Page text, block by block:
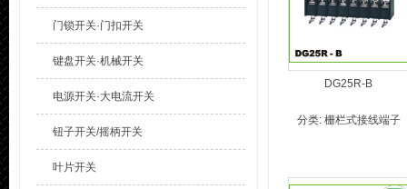
门锁开关·门扣开关
键盘开关·机械开关
电源开关·大电流开关
钮子开关/摇柄开关
叶片开关
DG25R-B
分类: 栅栏式接线端子